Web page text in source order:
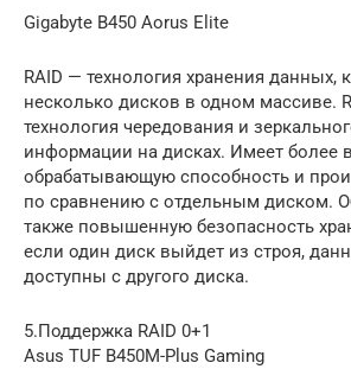
Gigabyte B450 Aorus Elite
RAID — технология хранения
несколько дисков в одном массиве.
технология чередования и
информации на дисках. Имеет более
обрабатывающую способность и
по сравнению с отдельным диском.
также повышенную безопасность
если один диск выйдет из строя,
доступны с другого диска.
5.Поддержка RAID 0+1
Asus TUF B450M-Plus Gaming